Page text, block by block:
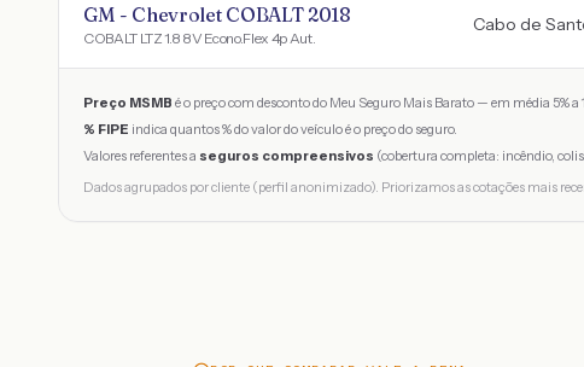
GM - Chevrolet COBALT 2018
COBALT LTZ 1.8 8V Econo.Flex 4p Aut.
Cabo de
Preço MSMB é o preço com desconto do Meu Seguro Mais Barato — em média 5% a
% FIPE indica quantos % do valor do veículo é o preço do seguro.
Valores referentes a seguros compreensivos (cobertura completa: incêndio,
Dados agrupados por cliente (perfil anonimizado). Priorizamos as cotações mais